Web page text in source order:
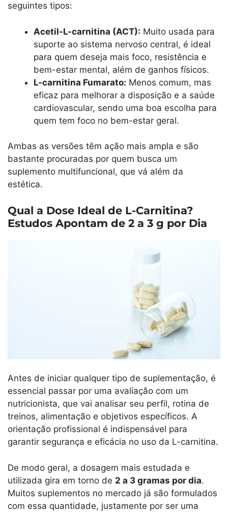
seguintes tipos:
Acetil-L-carnitina (ACT): Muito usada para
suporte ao sistema nervoso central, é ideal
para quem deseja mais foco, resistência e
bem-estar mental, além de ganhos físicos.
L-carnitina Fumarato: Menos comum, mas
eficaz para melhorar a disposição e a saúde
cardiovascular, sendo uma boa escolha para
quem tem foco no bem-estar geral.
Ambas as versões têm ação mais ampla e são
bastante procuradas por quem busca um
suplemento multifuncional, que vá além da
estética.
Qual a Dose Ideal de L-Carnitina?
Estudos Apontam de 2 a 3 g por Dia
Antes de iniciar qualquer tipo de suplementação, é
essencial passar por uma avaliação com um
nutricionista, que vai analisar seu perfil, rotina de
treinos, alimentação e objetivos específicos. A
orientação profissional é indispensável para
garantir segurança e eficácia no uso da L-carnitina.
De modo geral, a dosagem mais estudada e
utilizada gira em torno de 2 a 3 gramas por dia.
Muitos suplementos no mercado já são formulados
com essa quantidade, justamente por ser uma